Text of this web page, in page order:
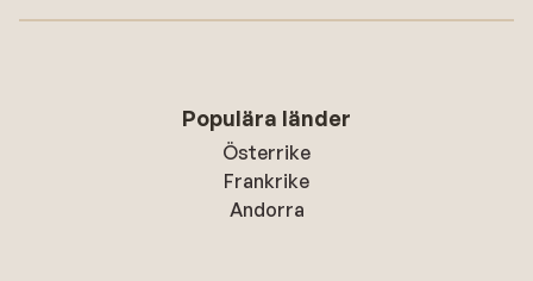
Populära länder
Österrike
Frankrike
Andorra